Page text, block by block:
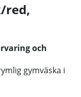
red,
och
gymväska i